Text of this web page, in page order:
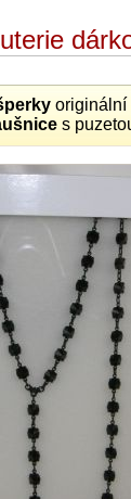
originální
s